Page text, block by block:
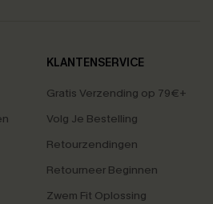
KLANTENSERVICE
Gratis Verzending op 79€+
Volg Je Bestelling
Retourzendingen
Retourneer Beginnen
Zwem Fit Oplossing